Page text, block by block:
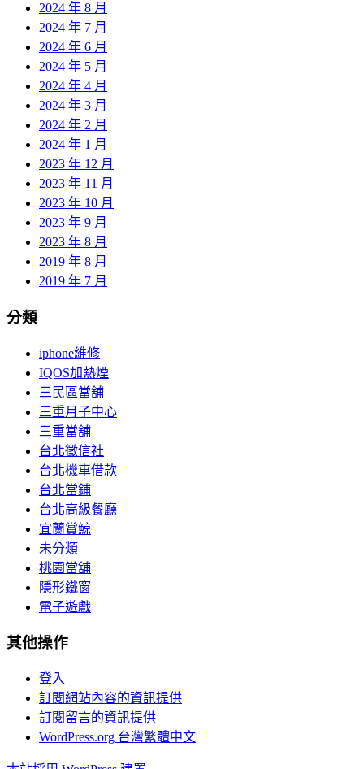
2024 年 8 月
2024 年 7 月
2024 年 6 月
2024 年 5 月
2024 年 4 月
2024 年 3 月
2024 年 2 月
2024 年 1 月
2023 年 12 月
2023 年 11 月
2023 年 10 月
2023 年 9 月
2023 年 8 月
2019 年 8 月
2019 年 7 月
分類
iphone維修
IQOS加熱煙
三民區當舖
三重月子中心
三重當舖
台北徵信社
台北機車借款
台北當鋪
台北高級餐廳
宜蘭賞鯨
未分類
桃園當舖
隱形鐵窗
電子遊戲
其他操作
登入
訂閱網站內容的資訊提供
訂閱留言的資訊提供
WordPress.org 台灣繁體中文